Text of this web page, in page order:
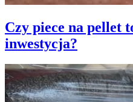
Czy piece na pellet
inwestycja?